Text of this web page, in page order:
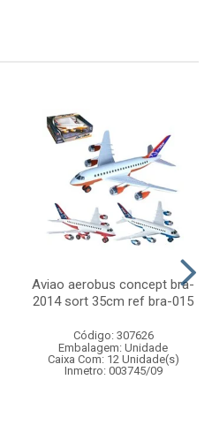
Aviao aerobus concept bra-
2014 sort 35cm ref bra-015
Código: 307626
Embalagem: Unidade
Caixa Com: 12 Unidade(s)
Inmetro: 003745/09